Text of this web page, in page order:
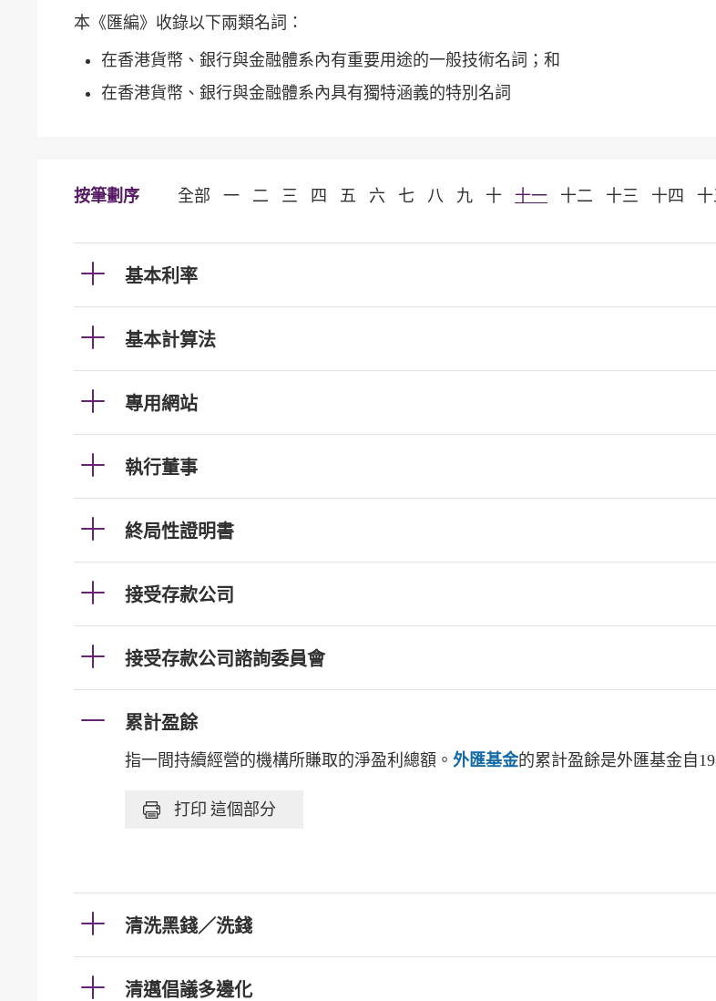
本《匯編》收錄以下兩類名詞：
在香港貨幣、銀行與金融體系內有重要用途的一般技術名詞；和
在香港貨幣、銀行與金融體系內具有獨特涵義的特別名詞
按筆劃序 全部 一 二 三 四 五 六 七 八 九 十 十一 十二 十三 十四
基本利率
基本計算法
專用網站
執行董事
終局性證明書
接受存款公司
接受存款公司諮詢委員會
累計盈餘
指一間持續經營的機構所賺取的淨盈利總額。 外匯基金的累計盈餘是外匯基金自
打印 這個部分
清洗黑錢／洗錢
清邁倡議多邊化